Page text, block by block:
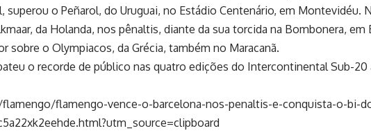
superou o Peñarol, do Uruguai, no Estádio Centenário, em Montevidéu.
da Holanda, nos pênaltis, diante da sua torcida na Bombonera,
sobre o Olympiacos, da Grécia, também no Maracanã.
o recorde de público nas quatro edições do Intercontinental Sub-
flamengo-vence-o-barcelona-nos-penaltis-e-conquista-o-bi-